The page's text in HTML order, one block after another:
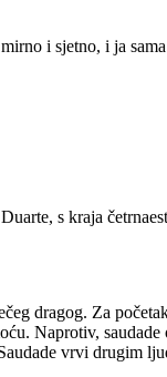
i sjetno, i ja
s kraja
dragog. Za
Naprotiv,
vrvi drugim